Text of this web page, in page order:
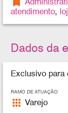
atendimento,
Dados da
Exclusivo para
RAMO DE ATUAÇÃO
apps Varejo